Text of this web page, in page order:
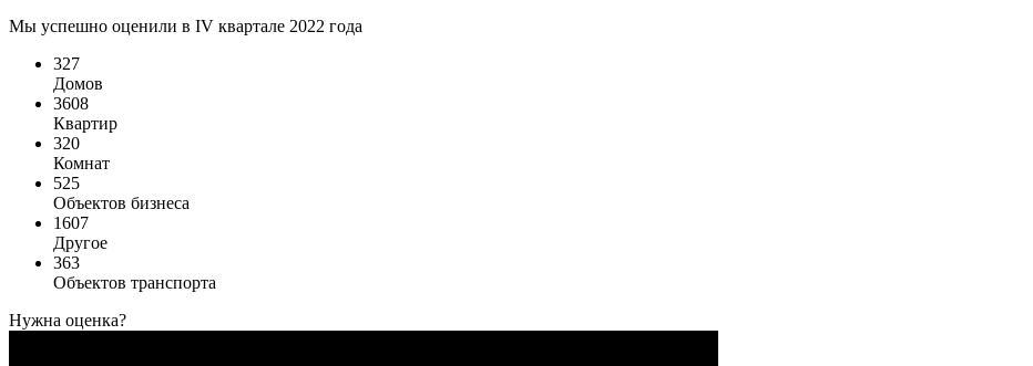
Мы успешно оценили в IV квартале 2022 года
327
Домов
3608
Квартир
320
Комнат
525
Объектов бизнеса
1607
Другое
363
Объектов транспорта
Нужна оценка?